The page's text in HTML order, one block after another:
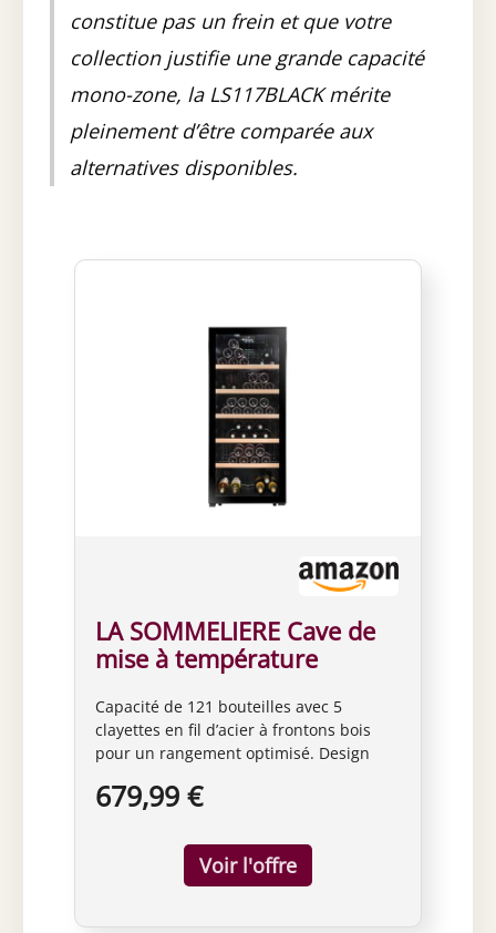
constitue pas un frein et que votre
collection justifie une grande capacité
mono-zone, la LS117BLACK mérite
pleinement d’être comparée aux
alternatives disponibles.
LA SOMMELIERE Cave de
mise à température
Bouteilles
Capacité de 121 bouteilles avec 5
clayettes en fil d’acier à frontons bois
pour un rangement optimisé. Design
verre trempé pour une protection
à 20°C grâce à un thermomètre digital
précis. Système de froid brassé assurant
une répartition homogène de la
679,99 €